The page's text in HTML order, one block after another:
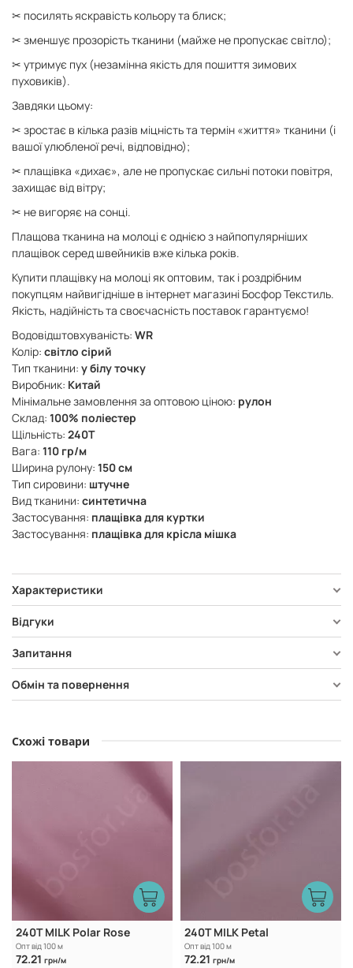
✂ посилять яскравість кольору та блиск;
✂ зменшує прозорість тканини (майже не пропускає світло);
✂ утримує пух (незамінна якість для пошиття зимових
пуховиків).
Завдяки цьому:
✂ зростає в кілька разів міцність та термін «життя» тканини (і
вашої улюбленої речі, відповідно);
✂ плащівка «дихає», але не пропускає сильні потоки повітря,
захищає від вітру;
✂ не вигоряє на сонці.
Плащова тканина на молоці є однією з найпопулярніших
плащівок серед швейників вже кілька років.
Купити плащівку на молоці як оптовим, так і роздрібним
покупцям найвигідніше в інтернет магазині Босфор Текстиль.
Якість, надійність та своєчасність поставок гарантуємо!
Водовідштовхуваність: WR
Колір: світло сірий
Тип тканини: у білу точку
Виробник: Китай
Мінімальне замовлення за оптовою ціною: рулон
Склад: 100% поліестер
Щільність: 240Т
Вага: 110 гр/м
Ширина рулону: 150 см
Тип сировини: штучне
Вид тканини: синтетична
Застосування: плащівка для куртки
Застосування: плащівка для крісла мішка
Характеристики
Відгуки
Запитання
Обмін та повернення
Схожі товари
240T MILK Polar Rose
Опт від 100 м
72.21 грн/м
240T MILK Petal
Опт від 100 м
72.21 грн/м